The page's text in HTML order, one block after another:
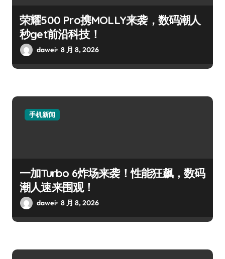
荣耀500 Pro携MOLLY来袭，数码潮人
秒get前沿科技！
dawei 8 月 8, 2026
手机新闻
一加Turbo 6炸场来袭！性能狂飙，数码
潮人速来围观！
dawei 8 月 8, 2026